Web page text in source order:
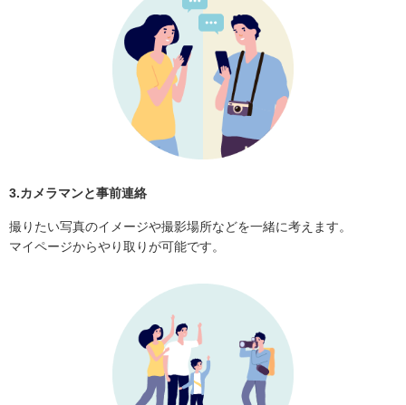
3.カメラマンと事前連絡
撮りたい写真のイメージや撮影場所などを一緒に考えます。
マイページからやり取りが可能です。